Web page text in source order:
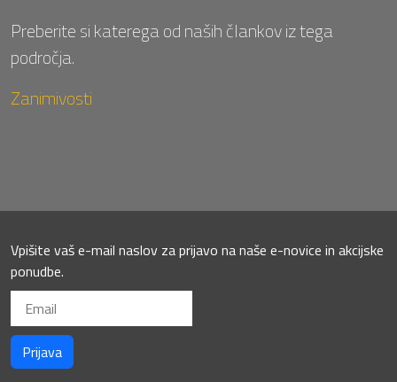
Preberite si katerega od naših člankov iz tega
področja.
Zanimivosti
Vpišite vaš e-mail naslov za prijavo na naše e-novice in akcijske
ponudbe.
Prijava